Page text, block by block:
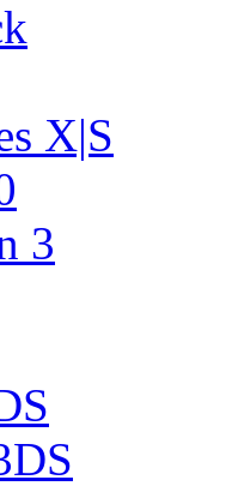
X|S
3